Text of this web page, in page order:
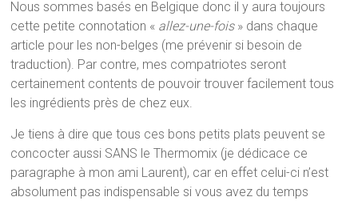
Nous sommes basés en Belgique donc il y aura toujours
cette petite connotation « allez-une-fois» dans chaque
article pour les non-belges (me prévenir si besoin de
traduction). Par contre, mes compatriotes seront
certainement contents de pouvoir trouver facilement tous
les ingrédients près de chez eux.
Je tiens à dire que tous ces bons petits plats peuvent se
concocter aussi SANS le Thermomix (je dédicace ce
paragraphe à mon ami Laurent), car en effet celui-ci n’est
absolument pas indispensable si vous avez du temps